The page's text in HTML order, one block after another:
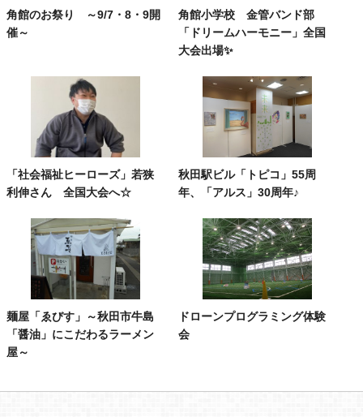
角館のお祭り ～9/7・8・9開
催～
角館小学校 金管バンド部
「ドリームハーモニー」全国
大会出場✨
「社会福祉ヒーローズ」若狭
利伸さん 全国大会へ☆
秋田駅ビル「トピコ」55周
年、「アルス」30周年♪
麺屋「ゑびす」～秋田市牛島
「醤油」にこだわるラーメン
屋～
ドローンプログラミング体験
会